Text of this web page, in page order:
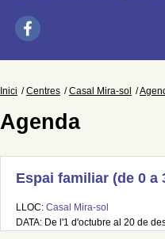
Inici Centres Casal Mira-sol
Agenda
Espai familiar (de 0 a
LLOC: Casal Mira-sol
DATA: De l'1 d'octubre al 20 de